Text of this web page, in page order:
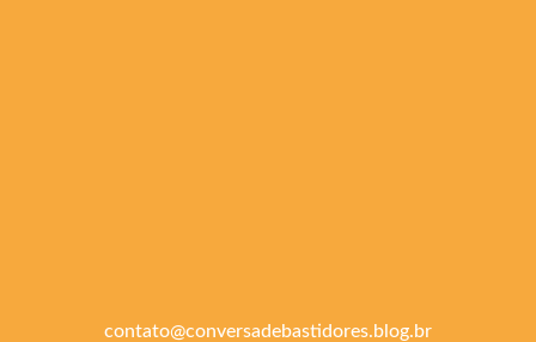
contato@conversadebastidores.blog.br